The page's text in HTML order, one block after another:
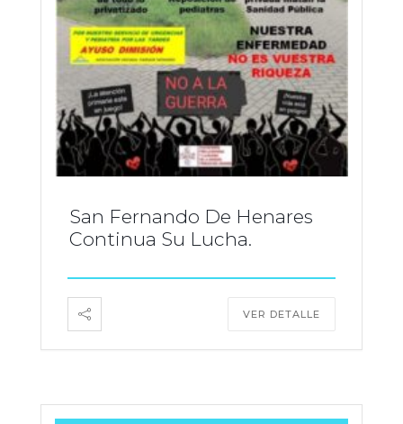
San Fernando De Henares
Continua Su Lucha.
VER DETALLE